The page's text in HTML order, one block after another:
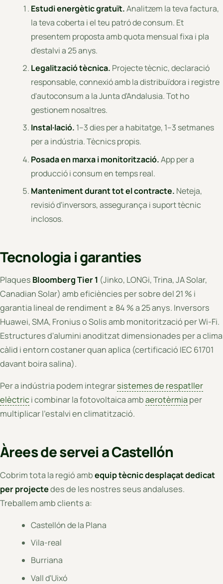
Estudi energètic gratuït.Analitzem la teva factura,
la teva coberta i el teu patró de consum. Et
presentem proposta amb quota mensual fixa i pla
d'estalvi a 25 anys.
Legalització tècnica. Projecte tècnic, declaració
responsable, connexió amb la distribuïdora i registre
d'autoconsum a la Junta d'Andalusia. Tot ho
gestionem nosaltres.
Instal·lació. 1–3 dies per a habitatge, 1–3 setmanes
per a indústria. Tècnics propis.
Posada en marxa i monitorització.App per a
producció i consum en temps real.
Manteniment durant tot el contracte. Neteja,
revisió d'inversors, assegurança i suport tècnic
inclosos.
Tecnologia i garanties
Plaques Bloomberg Tier 1 (Jinko, LONGi, Trina, JA Solar,
Canadian Solar) amb eficiències per sobre del 21 % i
garantia lineal de rendiment ≥ 84 % a 25 anys. Inversors
Huawei, SMA, Fronius o Solis amb monitorització per Wi-Fi.
Estructures d'alumini anoditzat dimensionades per a clima
càlid i entorn costaner quan aplica (certificació IEC 61701
davant boira salina).
Per a indústria podem integrarsistemes de respatller
elèctrici combinar la fotovoltaica ambaerotèrmia per
multiplicar l'estalvi en climatització.
Àrees de servei a Castellón
Cobrim tota la regió ambequip tècnic desplaçat dedicat
per projectedes de les nostres seus andaluses.
Treballem amb clients a:
Castellón de la Plana
Vila-real
Burriana
Vall d'Uixó